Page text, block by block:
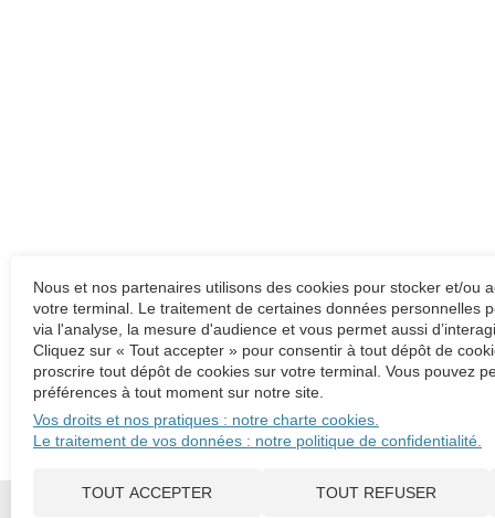
Amarante Associés
Nous et nos partenaires utilisons des cookies pour stocker et/ou
votre terminal. Le traitement de certaines données personnelles
via l'analyse, la mesure d'audience et vous permet aussi
Cliquez sur « Tout accepter » pour consentir à tout dépôt de
proscrire tout dépôt de cookies sur votre terminal. Vous pouvez
préférences à tout moment sur notre site.
Vos droits et nos pratiques : notre charte cookies.
Le traitement de vos données : notre politique de confidentialité.
TOUT ACCEPTER TOUT REFUSER